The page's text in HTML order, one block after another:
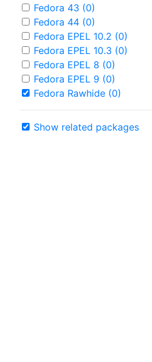
Fedora 43 (0)
Fedora 44 (0)
Fedora EPEL 10.2 (0)
Fedora EPEL 10.3 (0)
Fedora EPEL 8 (0)
Fedora EPEL 9 (0)
Fedora Rawhide (0)
Show related packages